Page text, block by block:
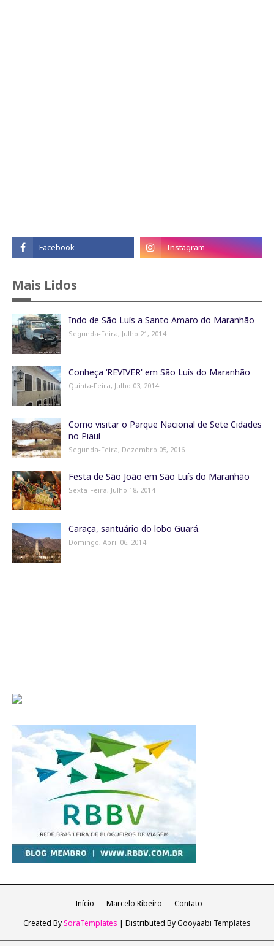
Mais Lidos
Indo de São Luís a Santo Amaro do Maranhão
Segunda-Feira, Julho 21, 2014
Conheça ‘REVIVER' em São Luís do Maranhão
Quinta-Feira, Julho 03, 2014
Como visitar o Parque Nacional de Sete Cidades
no Piauí
Segunda-Feira, Dezembro 05, 2016
Festa de São João em São Luís do Maranhão
Sexta-Feira, Julho 18, 2014
Caraça, santuário do lobo Guará.
Domingo, Abril 06, 2014
Início Marcelo Ribeiro
Contato
Created BySoraTemplates | Distributed ByGooyaabi Templates